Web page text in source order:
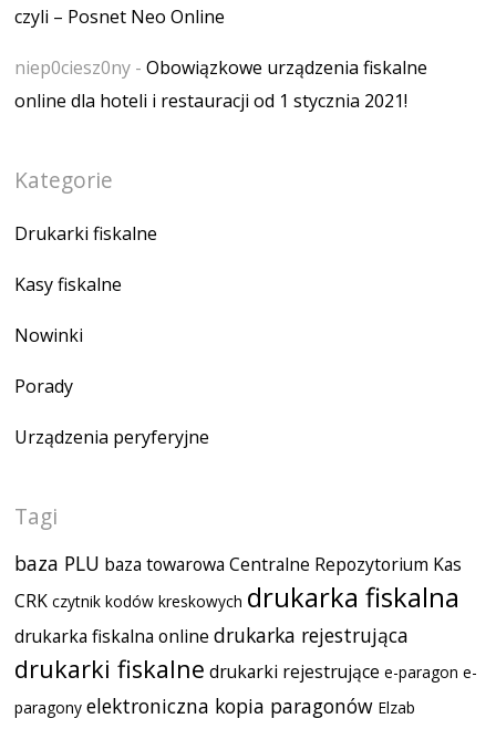
czyli – Posnet Neo Online
niep0ciesz0ny -Obowiązkowe urządzenia fiskalne
online dla hoteli i restauracji od 1 stycznia 2021!
Kategorie
Drukarki fiskalne
Kasy fiskalne
Nowinki
Porady
Urządzenia peryferyjne
Tagi
baza PLU baza towarowa Centralne Repozytorium Kas
CRK czytnik kodów kreskowych drukarka fiskalna
drukarka fiskalna online drukarka rejestrująca
drukarki fiskalne drukarki rejestrujące e-paragon e-
paragony elektroniczna kopia paragonów Elzab